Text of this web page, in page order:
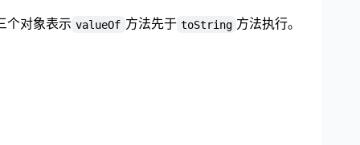
个对象表示 valueOf 方法先于 toString 方法执行。